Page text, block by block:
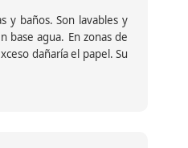
y baños. Son lavables y
base agua. En zonas de
dañaría el papel. Su